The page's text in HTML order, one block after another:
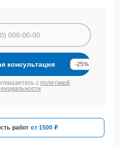
консультация -25%
с политикой
работ от 1500 ₽